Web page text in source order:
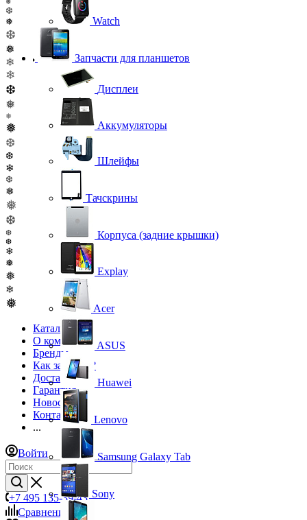
❅
❆
❅
❆
❅
❄
❄
❆
❅
❅
❅
❆
❆
❄
❆
❅
❅
❆
❆
❆
❄
❅
❅
❄
❅
Каталог
О компании
Бренды
Как заказать?
Доставка
Гарантия
Новости
Контакты
...
Войти
+7 495 135-39-43
Сравнение
0
Watch
Запчасти для планшетов
Дисплеи
Аккумуляторы
Шлейфы
Тачскрины
Корпуса (задние крышки)
Explay
Acer
ASUS
Huawei
Lenovo
Samsung Galaxy Tab
Sony